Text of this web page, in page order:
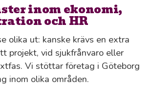
inom ekonomi,
och HR
olika ut: kanske krävs en extra
projekt, vid sjukfrånvaro eller
Vi stöttar företag i Göteborg
inom olika områden.